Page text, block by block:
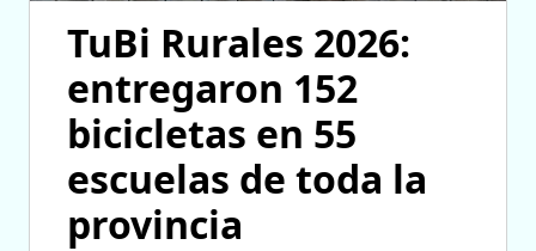
TuBi Rurales 2026:
entregaron 152
bicicletas en 55
escuelas de toda la
provincia